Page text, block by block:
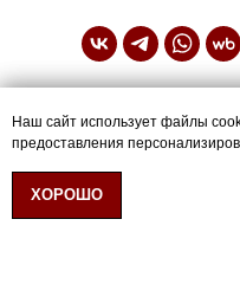
Наш сайт использует файлы
предоставления
ХОРОШОСогласие на
+7 (952) 059-
Наш сайт использует файлы
предоставления
ХОРОШО